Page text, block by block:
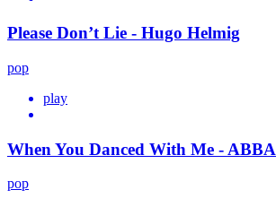
Please Don’t Lie - Hugo Helmig
pop
play
When You Danced With Me - ABBA
pop